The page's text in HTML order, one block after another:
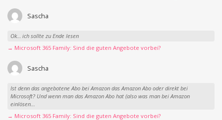
Sascha
Ok… ich sollte zu Ende lesen
→ Microsoft 365 Family: Sind die guten Angebote vorbei?
Sascha
Ist denn das angebotene Abo bei Amazon das Amazon Abo oder direkt bei
Microsoft? Und wenn man das Amazon Abo hat (also was man bei Amazon
einlösen...
→ Microsoft 365 Family: Sind die guten Angebote vorbei?